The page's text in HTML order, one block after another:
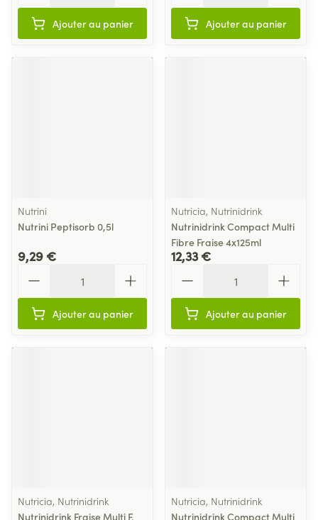
Ajouter au panier Ajouter au panier
Nutrini
Nutrini Peptisorb 0,5l
9,29 €
Ajouter au panier
Nutricia, Nutrinidrink
Nutrinidrink Compact Multi
Fibre Fraise 4x125ml
12,33 €
Ajouter au panier
Nutricia, Nutrinidrink
Nutrinidrink Fraise Multi F.
Nutricia, Nutrinidrink
Nutrinidrink Compact Multi